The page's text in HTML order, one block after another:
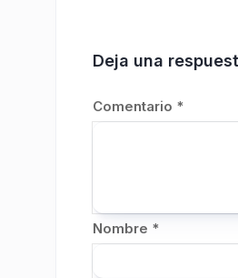
Deja una
Comentario *
Nombre *